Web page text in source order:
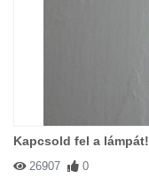
Kapcsold fel a lámpát!
26907 0